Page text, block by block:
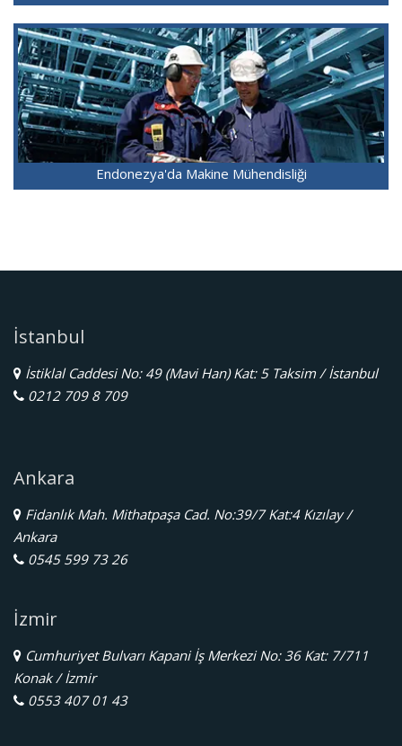
Endonezya'da Makine Mühendisliği
İstanbul
İstiklal Caddesi No: 49 (Mavi Han) Kat: 5 Taksim / İstanbul
0212 709 8 709
Ankara
Fidanlık Mah. Mithatpaşa Cad. No:39/7 Kat:4 Kızılay /
Ankara
0545 599 73 26
İzmir
Cumhuriyet Bulvarı Kapani İş Merkezi No: 36 Kat: 7/711
Konak / İzmir
0553 407 01 43